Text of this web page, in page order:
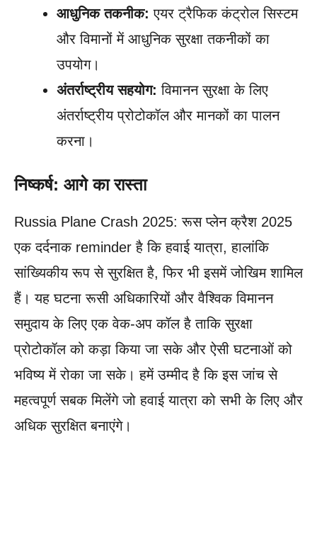
आधुनिक तकनीक: एयर ट्रैफिक कंट्रोल सिस्टम
और विमानों में आधुनिक सुरक्षा तकनीकों का
उपयोग।
अंतर्राष्ट्रीय सहयोग: विमानन सुरक्षा के लिए
अंतर्राष्ट्रीय प्रोटोकॉल और मानकों का पालन
करना।
निष्कर्ष: आगे का रास्ता
Russia Plane Crash 2025: रूस प्लेन क्रैश 2025
एक दर्दनाक reminder है कि हवाई यात्रा, हालांकि
सांख्यिकीय रूप से सुरक्षित है, फिर भी इसमें जोखिम शामिल
हैं। यह घटना रूसी अधिकारियों और वैश्विक विमानन
समुदाय के लिए एक वेक-अप कॉल है ताकि सुरक्षा
प्रोटोकॉल को कड़ा किया जा सके और ऐसी घटनाओं को
भविष्य में रोका जा सके। हमें उम्मीद है कि इस जांच से
महत्वपूर्ण सबक मिलेंगे जो हवाई यात्रा को सभी के लिए और
अधिक सुरक्षित बनाएंगे।